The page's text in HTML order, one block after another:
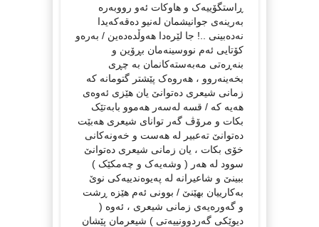
ڕاستگۆییەک و هاوکات ئەو رووبەرە
بەرینەی جوانیشمان لەنیو دەقەکەیدا
نەدەبینی ..! جا لێرەدا هەوڵدەدەین / بەرەو
کۆتایی ئەم نووسینەمان بڕۆین و
بنەڕەتی مەبەستەکانمان بە چڕی
بخەینەروو ، هەروەک پێشتر گتومانە کە
زمانی شیعری دەتوانێ یان هێزی ئەوەی
هەیە کە / قسە لەسەر هەموو بابەتێک
بکات و مرۆڤ گەر توانای شیعری هەبێت
دەتوانێ تەعبیر لە هەست و خەونەکانی
خۆی بکات ، یان زمانی شیعری دەتوانێ
سوود لە هەر ( وشەیەک و چەمکێک )
ببینێ و شاعیرانە لە پەیوەندییەکی نوێ
بەکارییان بهێنێ / بوونی ئەم هێزە ڕشت
و گەورەیەی زمانی شیعری ، ئەوە (
دیوێکی گەردوونییەتی ) شیعرمان پێشان